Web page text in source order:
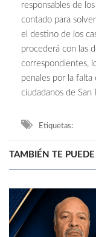
responsables de
contado para
el destino de los
procederá con las
correspondientes,
penales por la
ciudadanos de San
Etiquetas:
TAMBIÉN TE